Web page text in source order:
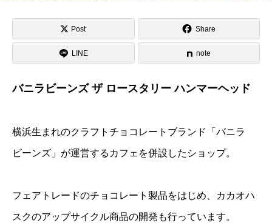
Post Share
LINE note
バニラビーンズ ザ ロースタリー ハンマーヘッド
横浜生まれのクラフトチョコレートブランド「バニラ
ビーンズ」が運営するカフェを併設したショップ。
フェアトレードのチョコレート製品をはじめ、カカオハ
スクのアップサイクル商品の開発も行っています。